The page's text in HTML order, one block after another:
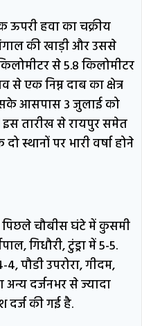
ऊपरी हवा का चक्रीय
की खाड़ी और उससे
से 5.8 किलोमीटर
से एक निम्न दाब का क्षेत्र
आसपास 3 जुलाई को
तारीख से रायपुर समेत
स्थानों पर भारी वर्षा होने
चौबीस घंटे में कुसमी
गिधौरी, टुंड्रा में 5-5.
पौडी उपरोरा, गीदम,
अन्य दर्जनभर से ज्यादा
दर्ज की गई है.